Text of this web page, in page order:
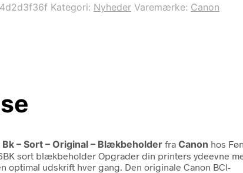
Kategori: Nyheder Varemærke: Canon
– Sort – Original – Blækbeholder fra Canon hos
sort blækbeholder Opgrader din printers ydeevne
optimal udskrift hver gang. Den originale Canon BCI-